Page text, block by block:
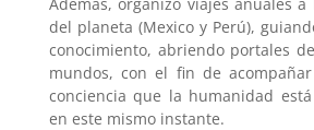
del planeta (Mexico y Perú),
conocimiento, abriendo portales
mundos, con el fin de
conciencia que la humanidad
en este mismo instante.